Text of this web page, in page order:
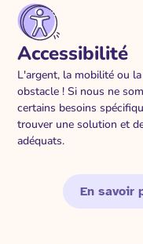
Accessibilité
L'argent, la mobilité ou
obstacle ! Si nous ne
certains besoins
trouver une solution et
adéquats.
En savoir